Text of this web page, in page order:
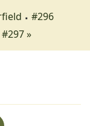
#296
»